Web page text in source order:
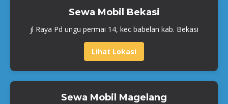
Sewa Mobil Bekasi
jl Raya Pd ungu permai 14, kec babelan kab. Bekasi
Lihat Lokasi
Sewa Mobil Magelang